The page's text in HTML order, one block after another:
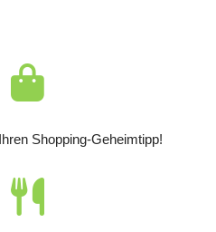
Shopping-Geheimtipp!